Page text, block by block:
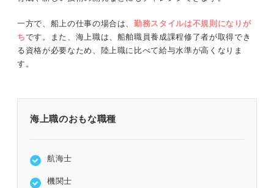
一方で、船上の仕事の場合は、勤務スタイルは不規則になりが
ちです。また、海上職は、船舶職員養成課程修了者が取得でき
る資格が必要なため、陸上職に比べて給与水準が高くなりま
す。
海上職のおもな職種
航海士
機関士